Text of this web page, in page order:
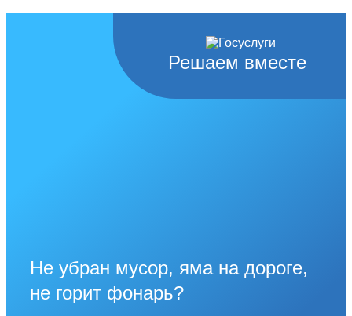
Решаем вместе
Не убран мусор, яма на дороге,
не горит фонарь?